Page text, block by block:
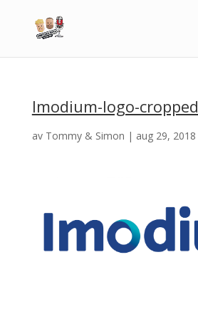
Imodium-logo-cropped
av Tommy & Simon | aug 29, 2018